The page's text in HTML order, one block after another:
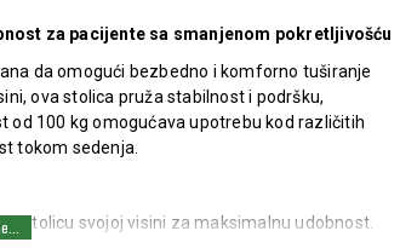
za pacijente sa smanjenom pokretljivošću
da omogući bezbedno i komforno tuširanje
ova stolica pruža stabilnost i podršku,
od 100 kg omogućava upotrebu kod različitih
tokom sedenja.
stolicu svojoj visini za maksimalnu udobnost.